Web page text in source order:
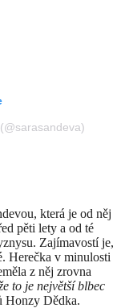
která je od něj
pěti lety a od té
Zajímavostí je,
Herečka v minulosti
z něj zrovna
to je největší blbec
Honzy Dědka.